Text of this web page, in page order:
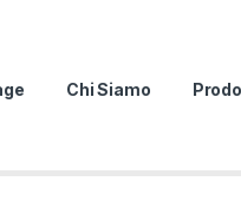
Chi Siamo